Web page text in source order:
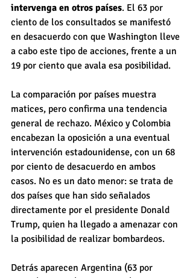
intervenga en otros países. El 63 por
ciento de los consultados se manifestó
en desacuerdo con que Washington lleve
a cabo este tipo de acciones, frente a un
19 por ciento que avala esa posibilidad.
La comparación por países muestra
matices, pero confirma una tendencia
general de rechazo. México y Colombia
encabezan la oposición a una eventual
intervención estadounidense, con un 68
por ciento de desacuerdo en ambos
casos. No es un dato menor: se trata de
dos países que han sido señalados
directamente por el presidente Donald
Trump, quien ha llegado a amenazar con
la posibilidad de realizar bombardeos.
Detrás aparecen Argentina (63 por